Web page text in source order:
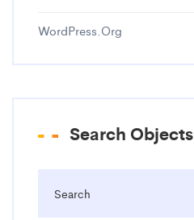
WordPress.org
Search Objects